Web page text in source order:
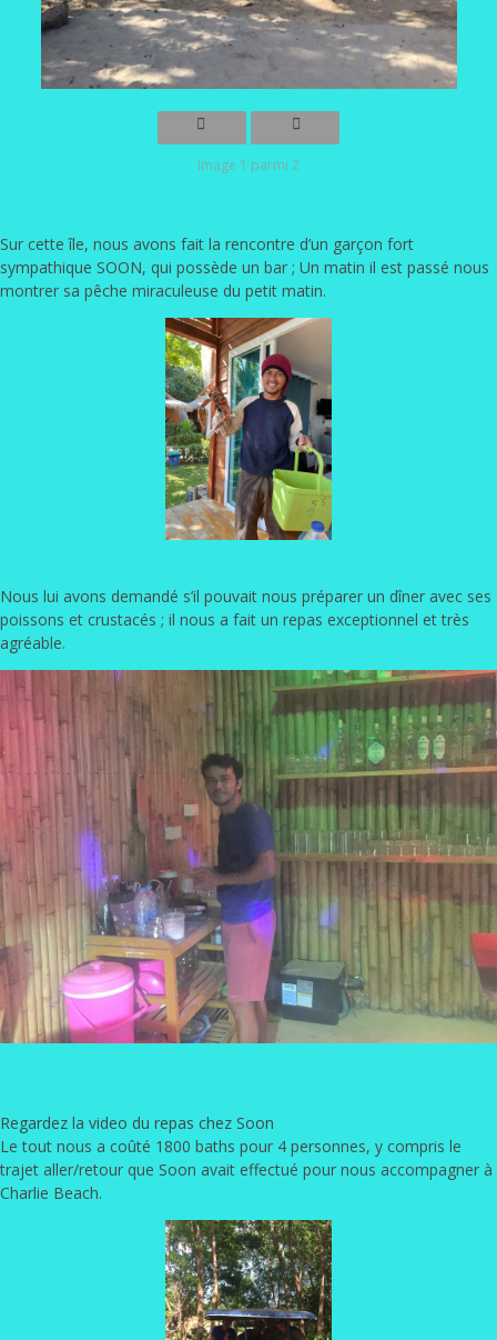
Image 1 parmi 2
Sur cette île, nous avons fait la rencontre d’un garçon fort
sympathique SOON, qui possède un bar ; Un matin il est passé nous
montrer sa pêche miraculeuse du petit matin.
Nous lui avons demandé s’il pouvait nous préparer un dîner avec ses
poissons et crustacés ; il nous a fait un repas exceptionnel et très
agréable.
Regardez la video du repas chez Soon
Le tout nous a coûté 1800 baths pour 4 personnes, y compris le
trajet aller/retour que Soon avait effectué pour nous accompagner à
Charlie Beach.